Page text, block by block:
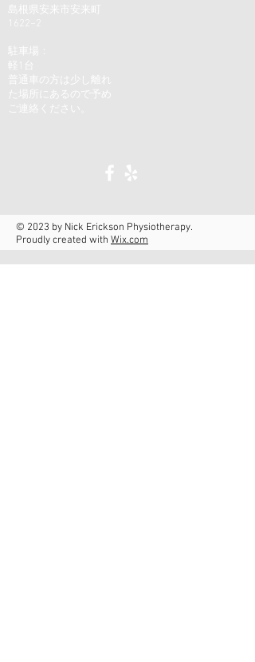
島根県安来市安来町
駐車場：
軽1台
普通車の方は少し離れ
た場所にあるので予め
ご連絡ください。
© 2023 by Nick Erickson Physiotherapy.
Proudly created with Wix.com